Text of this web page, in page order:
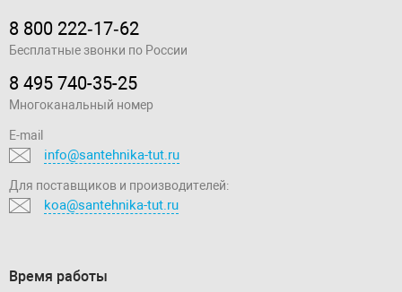
8 800 222‑17‑62
Бесплатные звонки по России
8 495 740-35-25
Многоканальный номер
E-mail
info@santehnika-tut.ru
Для поставщиков и производителей:
koa@santehnika-tut.ru
Время работы